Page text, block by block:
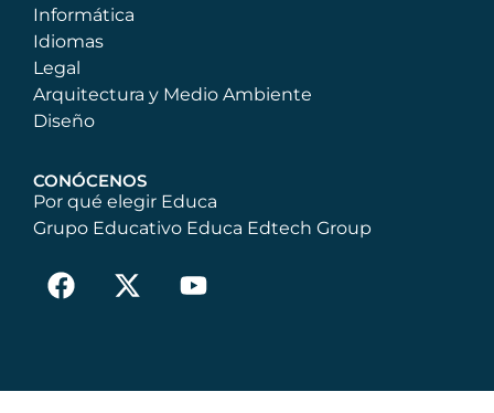
Informática
Idiomas
Legal
Arquitectura y Medio Ambiente
Diseño
CONÓCENOS
Por qué elegir Educa
Grupo Educativo Educa Edtech Group